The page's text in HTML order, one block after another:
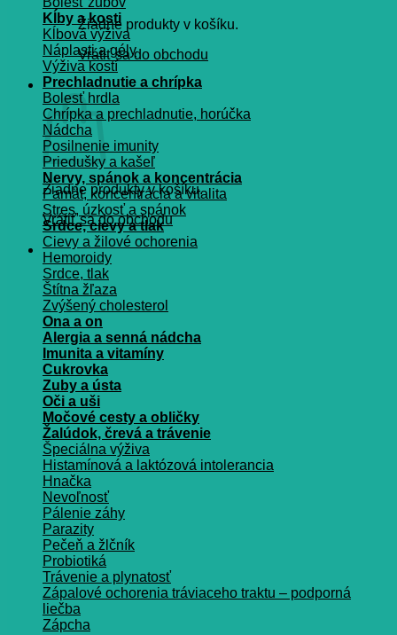
Žiadne produkty v košíku.
Vrátiť sa do obchodu
Košík
Žiadne produkty v košíku.
Vrátiť sa do obchodu
Kĺby a kosti
Kĺbová výživa
Náplasti a gély
Výživa kostí
Prechladnutie a chrípka
Bolesť hrdla
Chrípka a prechladnutie, horúčka
Nádcha
Posilnenie imunity
Priedušky a kašeľ
Nervy, spánok a koncentrácia
Pamät, koncentrácia a vitalita
Stres, úzkosť a spánok
Srdce, cievy a tlak
Cievy a žilové ochorenia
Hemoroidy
Srdce, tlak
Štítna žľaza
Zvýšený cholesterol
Ona a on
Alergia a senná nádcha
Imunita a vitamíny
Cukrovka
Zuby a ústa
Oči a uši
Močové cesty a obličky
Žalúdok, črevá a trávenie
Špeciálna výživa
Histamínová a laktózová intolerancia
Hnačka
Nevoľnosť
Pálenie záhy
Parazity
Pečeň a žlčník
Probiotiká
Trávenie a plynatosť
Zápalové ochorenia tráviaceho traktu – podporná
liečba
Zápcha